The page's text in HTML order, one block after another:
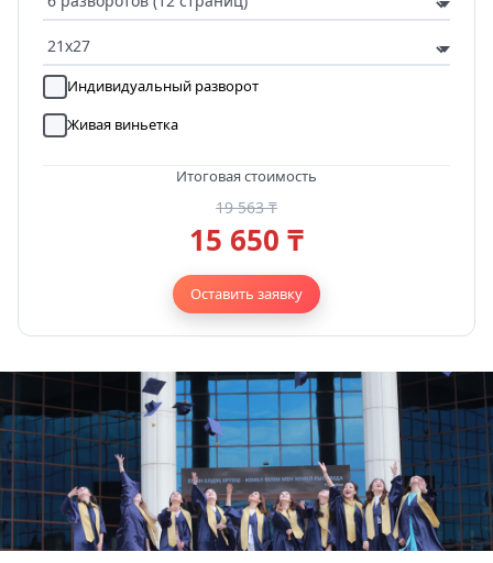
Индивидуальный разворот
Живая виньетка
Итоговая стоимость
19 563 ₸
15 650 ₸
Оставить заявку